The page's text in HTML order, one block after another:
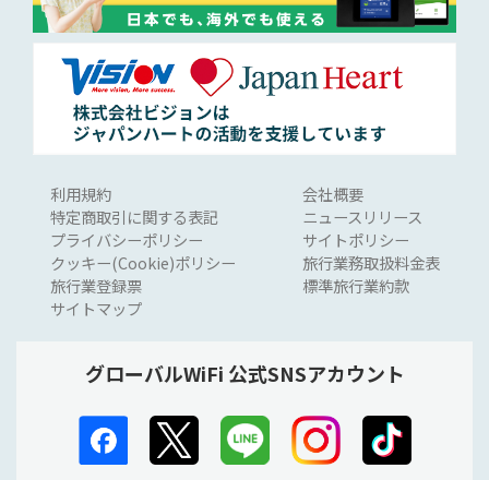
利用規約
特定商取引に関する表記
プライバシーポリシー
クッキー(Cookie)ポリシー
旅行業登録票
サイトマップ
会社概要
ニュースリリース
サイトポリシー
旅行業務取扱料金表
標準旅行業約款
グローバルWiFi 公式SNSアカウント